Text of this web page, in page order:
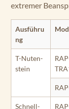
extremer
Ausführu
ng
T-Nuten­
stein
Schnell­